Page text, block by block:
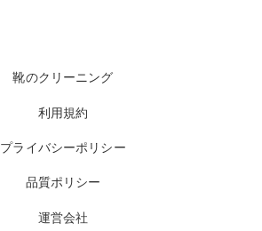
靴のクリーニング
利用規約
プライバシーポリシー
品質ポリシー
運営会社